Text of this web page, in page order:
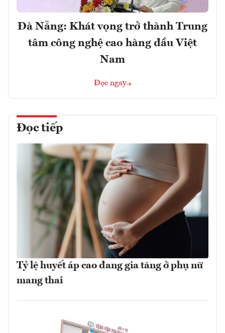
Đà Nẵng: Khát vọng trở thành Trung
tâm công nghệ cao hàng đầu Việt
Nam
Đọc ngay
Đọc tiếp
Tỷ lệ huyết áp cao đang gia tăng ở phụ nữ
mang thai